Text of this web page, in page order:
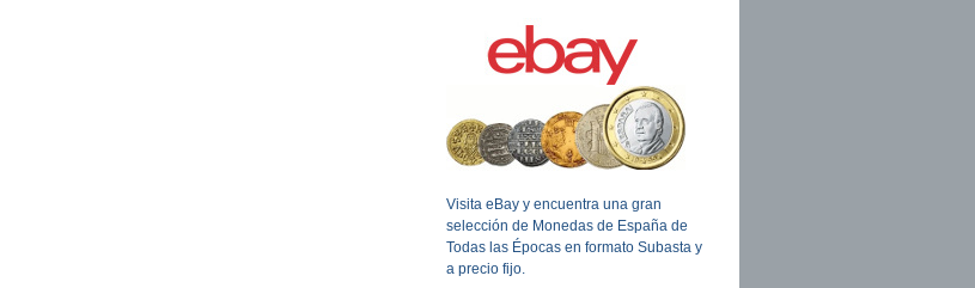
Visita eBay y encuentra una gran
selección de Monedas de España de
Todas las Épocas en formato Subasta y
a precio fijo.